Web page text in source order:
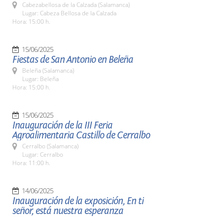
Cabezabellosa de la Calzada (Salamanca)
Lugar: Cabeza Bellosa de la Calzada
Hora: 15:00 h.
15/06/2025
Fiestas de San Antonio en Beleña
Beleña (Salamanca)
Lugar: Beleña
Hora: 15:00 h.
15/06/2025
Inauguración de la III Feria
Agroalimentaria Castillo de Cerralbo
Cerralbo (Salamanca)
Lugar: Cerralbo
Hora: 11:00 h.
14/06/2025
Inauguración de la exposición, En ti
señor, está nuestra esperanza